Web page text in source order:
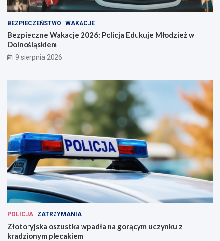
BEZPIECZEŃSTWO WAKACJE
Bezpieczne Wakacje 2026: Policja Edukuje Młodzież w
Dolnośląskiem
9 sierpnia 2026
POLICJA ZATRZYMANIA
Złotoryjska oszustka wpadła na gorącym uczynku z
kradzionym plecakiem